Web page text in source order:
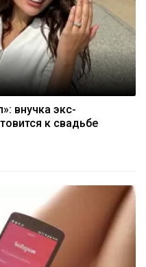
внучка экс-
к свадьбе